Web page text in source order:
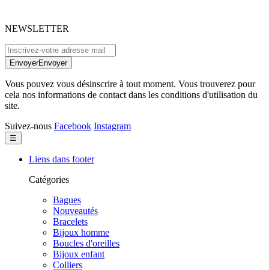
NEWSLETTER
EnvoyerEnvoyer
Vous pouvez vous désinscrire à tout moment. Vous trouverez pour
cela nos informations de contact dans les conditions d'utilisation du
site.
Suivez-nous Facebook Instagram
Basculer
la
navigation
☰
Liens dans footer
Catégories
Bagues
Nouveautés
Bracelets
Bijoux homme
Boucles d'oreilles
Bijoux enfant
Colliers